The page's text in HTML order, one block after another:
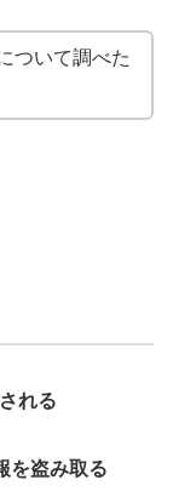
ついて調べた
れる
を盗み取る